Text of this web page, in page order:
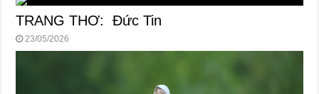
TRANG THƠ: Đức Tin
23/05/2026